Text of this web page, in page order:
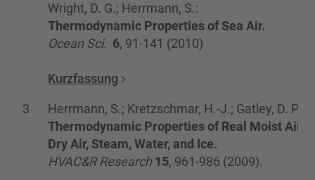
Wright, D. G.; Herrmann, S.:
Thermodynamic Properties of Sea Air.
Ocean Sci. 6, 91-141 (2010)
Kurzfassung
3
Herrmann, S.; Kretzschmar, H.-J.; Gatley, D. P.:
Thermodynamic Properties of Real Moist Air,
Dry Air, Steam, Water, and Ice.
HVAC&R Research 15, 961-986 (2009).